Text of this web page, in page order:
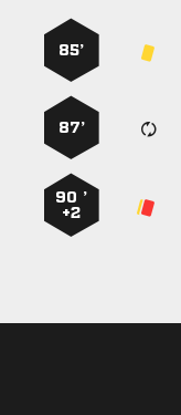
85’
87’
90 ’
+2